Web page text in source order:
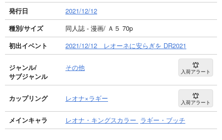
発行日
2021/12/12
種別/サイズ
同人誌 - 漫画/ Ａ５ 70p
初出イベント
2021/12/12 レオーネに安らぎを DR2021
ジャンル/
サブジャンル
その他 入荷アラート
カップリング レオナ×ラギー 入荷アラート
メインキャラ レオナ・キングスカラー ラギー・ブッチ